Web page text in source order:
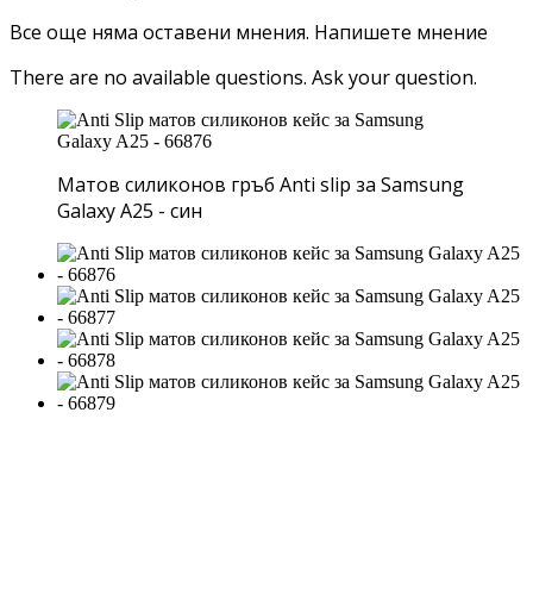
Все още няма оставени мнения. Напишете мнение
There are no available questions. Ask your question.
Матов силиконов гръб Anti slip за Samsung
Galaxy A25 - син